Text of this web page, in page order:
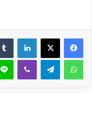
واتساب تيلقرام ڤايبر